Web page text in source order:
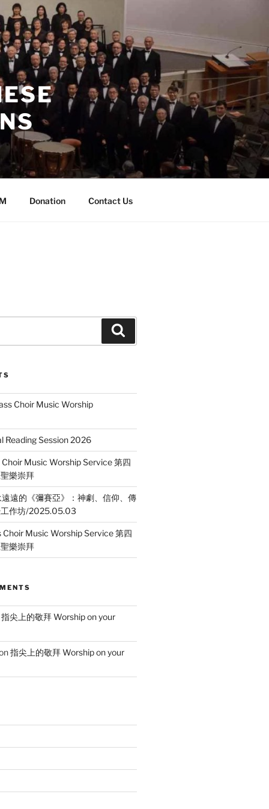
Donation Contact Us
Choir Music Worship
Reading Session 2026
Music Worship Service 第四
樂崇拜
遠的《彌賽亞》：神劇、信仰、傳
作坊/2025.05.03
Music Worship Service 第四
樂崇拜
指尖上的敬拜 Worship on your
指尖上的敬拜 Worship on your